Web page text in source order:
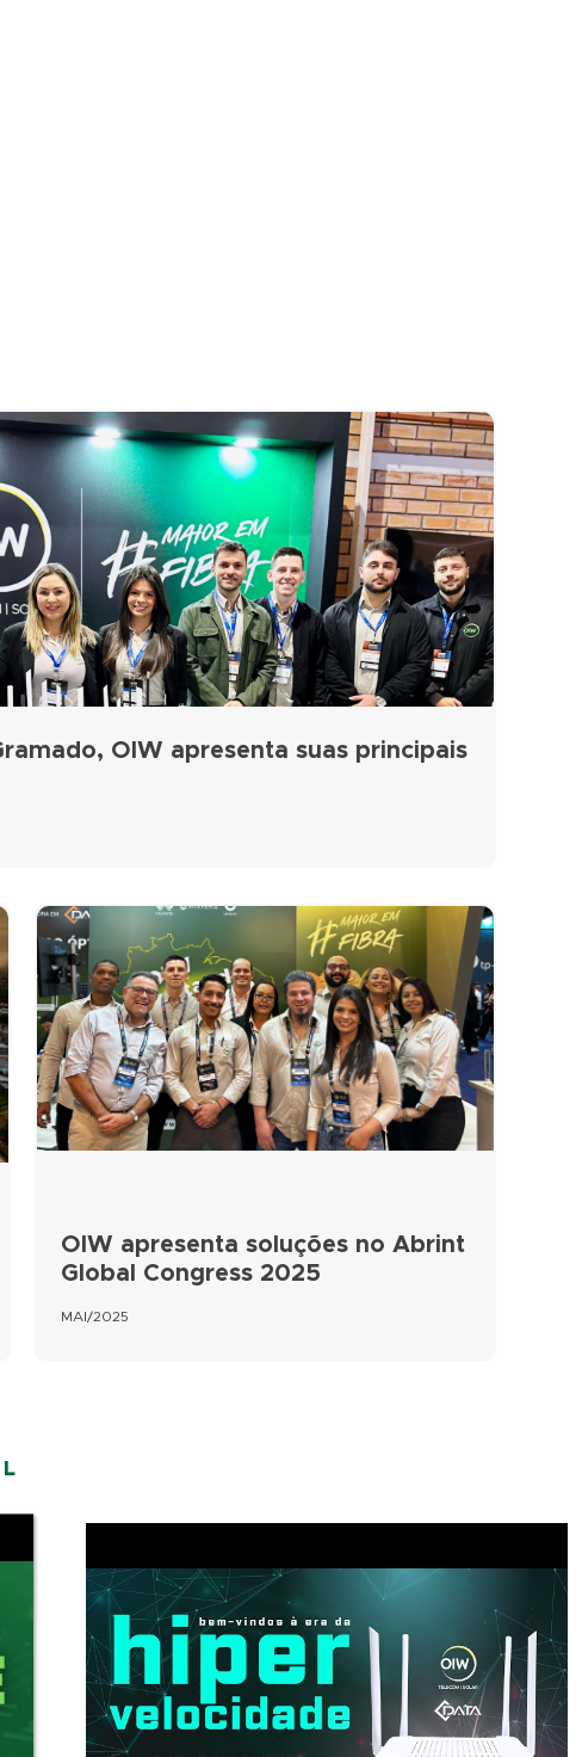
OIW apresenta suas principais
OIW apresenta soluções no Abrint
Global Congress 2025
MAI/2025